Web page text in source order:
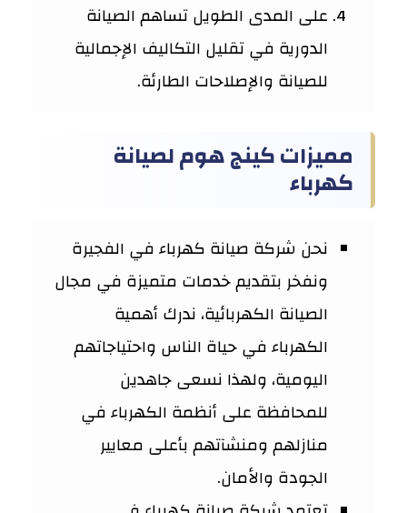
على المدى الطويل تساهم الصيانة
الدورية في تقليل التكاليف الإجمالية
للصيانة والإصلاحات الطارئة.
مميزات كينج هوم لصيانة
كهرباء
نحن شركة صيانة كهرباء في الفجيرة
ونفخر بتقديم خدمات متميزة في مجال
الصيانة الكهربائية، ندرك أهمية
الكهرباء في حياة الناس واحتياجاتهم
اليومية، ولهذا نسعى جاهدين
للمحافظة على أنظمة الكهرباء في
منازلهم ومنشآتهم بأعلى معايير
الجودة والأمان.